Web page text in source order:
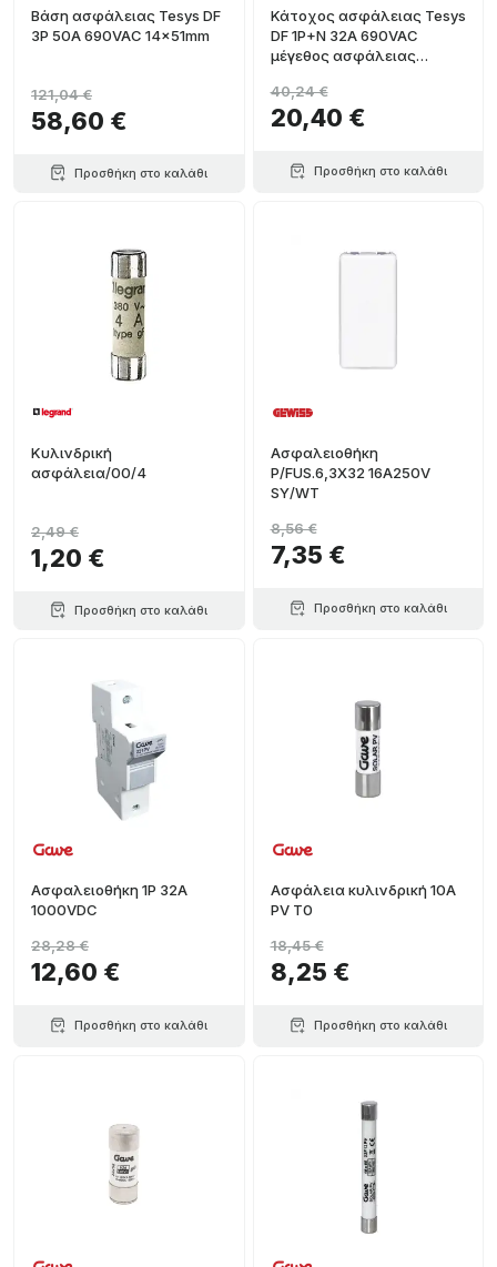
Βάση ασφάλειας Tesys DF
3P 50A 690VAC 14x51mm
58,60 €
121,04 €
Προσθήκη στο καλάθι
Κάτοχος ασφάλειας Tesys
DF 1P+N 32A 690VAC
μέγεθος ασφάλειας
20,40 €
40,24 €
Προσθήκη στο καλάθι
Κυλινδρική
ασφάλεια/00/4
1,20 €
2,49 €
Προσθήκη στο καλάθι
Ασφαλειοθήκη
P/FUS.6,3X32 16A250V
SY/WT
7,35 €
8,56 €
Προσθήκη στο καλάθι
Ασφαλειοθήκη 1P 32A
1000VDC
12,60 €
28,28 €
Προσθήκη στο καλάθι
Ασφάλεια κυλινδρική 10A
PV T0
8,25 €
18,45 €
Προσθήκη στο καλάθι